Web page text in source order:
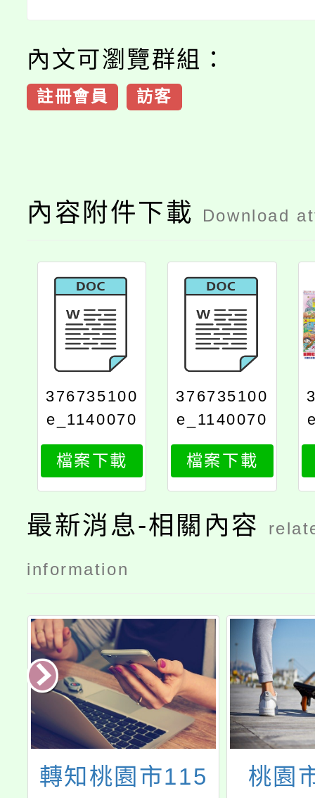
內文可瀏覽群組：
註冊會員 訪客
內容附件下載 Download
376735100
e_1140070
285_attach
1
檔案下載
376735100
e_1140070
285_attach
2
檔案下載
最新消息-相關內容
information
轉知桃園市115
桃園